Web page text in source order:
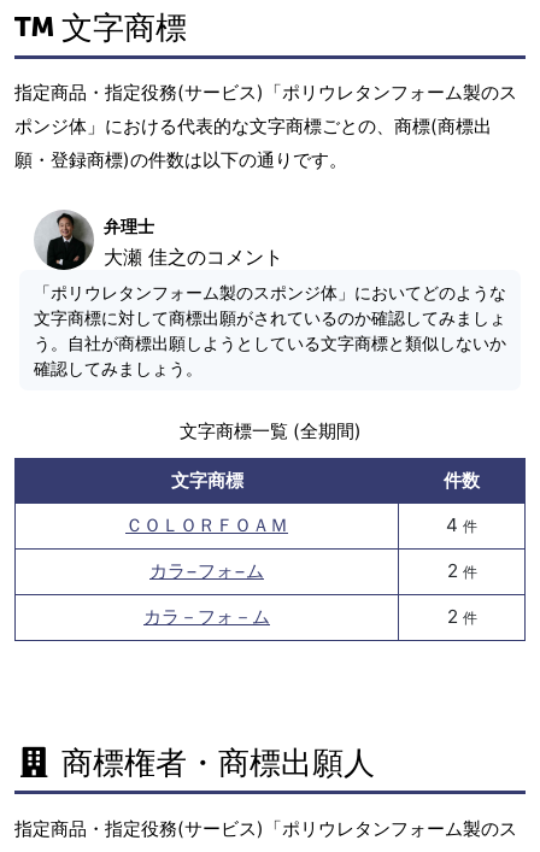
文字商標
指定商品・指定役務(サービス)「ポリウレタンフォーム製のス
ポンジ体」における代表的な文字商標ごとの、商標(商標出
願・登録商標)の件数は以下の通りです。
弁理士
大瀬 佳之のコメント
「ポリウレタンフォーム製のスポンジ体」においてどのような
文字商標に対して商標出願がされているのか確認してみましょ
う。自社が商標出願しようとしている文字商標と類似しないか
確認してみましょう。
文字商標一覧 (全期間)
文字商標
件数
ＣＯＬＯＲＦＯＡＭ
4 件
カラ−フォ−ム 2 件
カラ－フォ－ム 2 件
商標権者・商標出願人
指定商品・指定役務(サービス)「ポリウレタンフォーム製のス